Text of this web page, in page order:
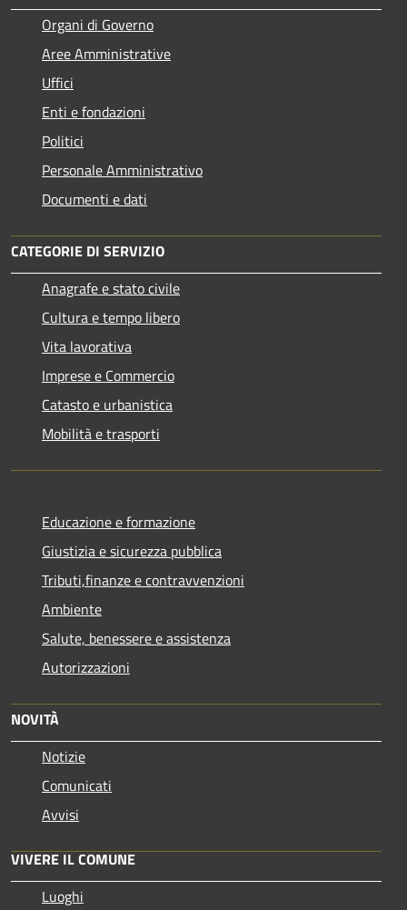
Organi di Governo
Aree Amministrative
Uffici
Enti e fondazioni
Politici
Personale Amministrativo
Documenti e dati
CATEGORIE DI SERVIZIO
Anagrafe e stato civile
Cultura e tempo libero
Vita lavorativa
Imprese e Commercio
Catasto e urbanistica
Mobilità e trasporti
Educazione e formazione
Giustizia e sicurezza pubblica
Tributi,finanze e contravvenzioni
Ambiente
Salute, benessere e assistenza
Autorizzazioni
NOVITÀ
Notizie
Comunicati
Avvisi
VIVERE IL COMUNE
Luoghi